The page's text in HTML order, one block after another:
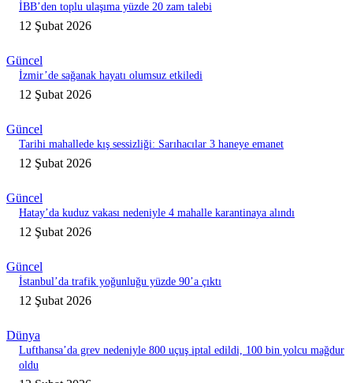
İBB’den toplu ulaşıma yüzde 20 zam talebi
12 Şubat 2026
Güncel
İzmir’de sağanak hayatı olumsuz etkiledi
12 Şubat 2026
Güncel
Tarihi mahallede kış sessizliği: Sarıhacılar 3 haneye emanet
12 Şubat 2026
Güncel
Hatay’da kuduz vakası nedeniyle 4 mahalle karantinaya alındı
12 Şubat 2026
Güncel
İstanbul’da trafik yoğunluğu yüzde 90’a çıktı
12 Şubat 2026
Dünya
Lufthansa’da grev nedeniyle 800 uçuş iptal edildi, 100 bin yolcu mağdur
oldu